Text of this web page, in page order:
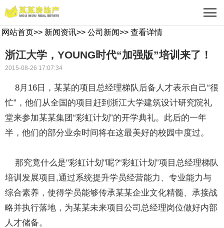
网站首页>> 新闻资讯>> 公司新闻>> 查看详情
浙江大学，YOUNG时代“加强版”培训来了！
2015-08-26 17:07:34
8月16日，某某的项目总经理梯队后备人才表示自己“很
忙”，他们从全国的项目赶到浙江大学建筑设计研究院礼
堂来参加某某集团“彩虹计划”的开学典礼。此后的一年
半，他们的部分业余时间将在这最美好的校园中度过。
那究竟什么是"彩虹计划"呢?“彩虹计划”项目总经理梯队
培训发展项目,通过系统提升学员经营能力、专业能力与
综合素养，使得学员能够传承某某企业文化精髓、承接战
略并执行落地，为某某未来项目公司总经理岗位做好内部
人才储备。